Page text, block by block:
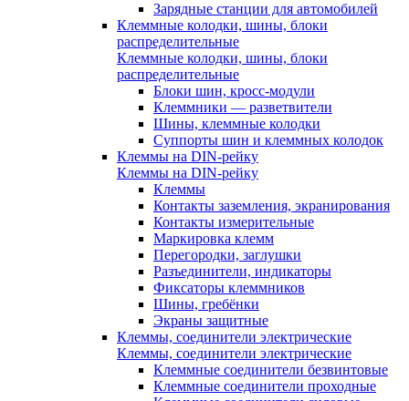
Зарядные станции для автомобилей
Клеммные колодки, шины, блоки
распределительные
Клеммные колодки, шины, блоки
распределительные
Блоки шин, кросс-модули
Клеммники — разветвители
Шины, клеммные колодки
Суппорты шин и клеммных колодок
Клеммы на DIN-рейку
Клеммы на DIN-рейку
Клеммы
Контакты заземления, экранирования
Контакты измерительные
Маркировка клемм
Перегородки, заглушки
Разъединители, индикаторы
Фиксаторы клеммников
Шины, гребёнки
Экраны защитные
Клеммы, соединители электрические
Клеммы, соединители электрические
Клеммные соединители безвинтовые
Клеммные соединители проходные